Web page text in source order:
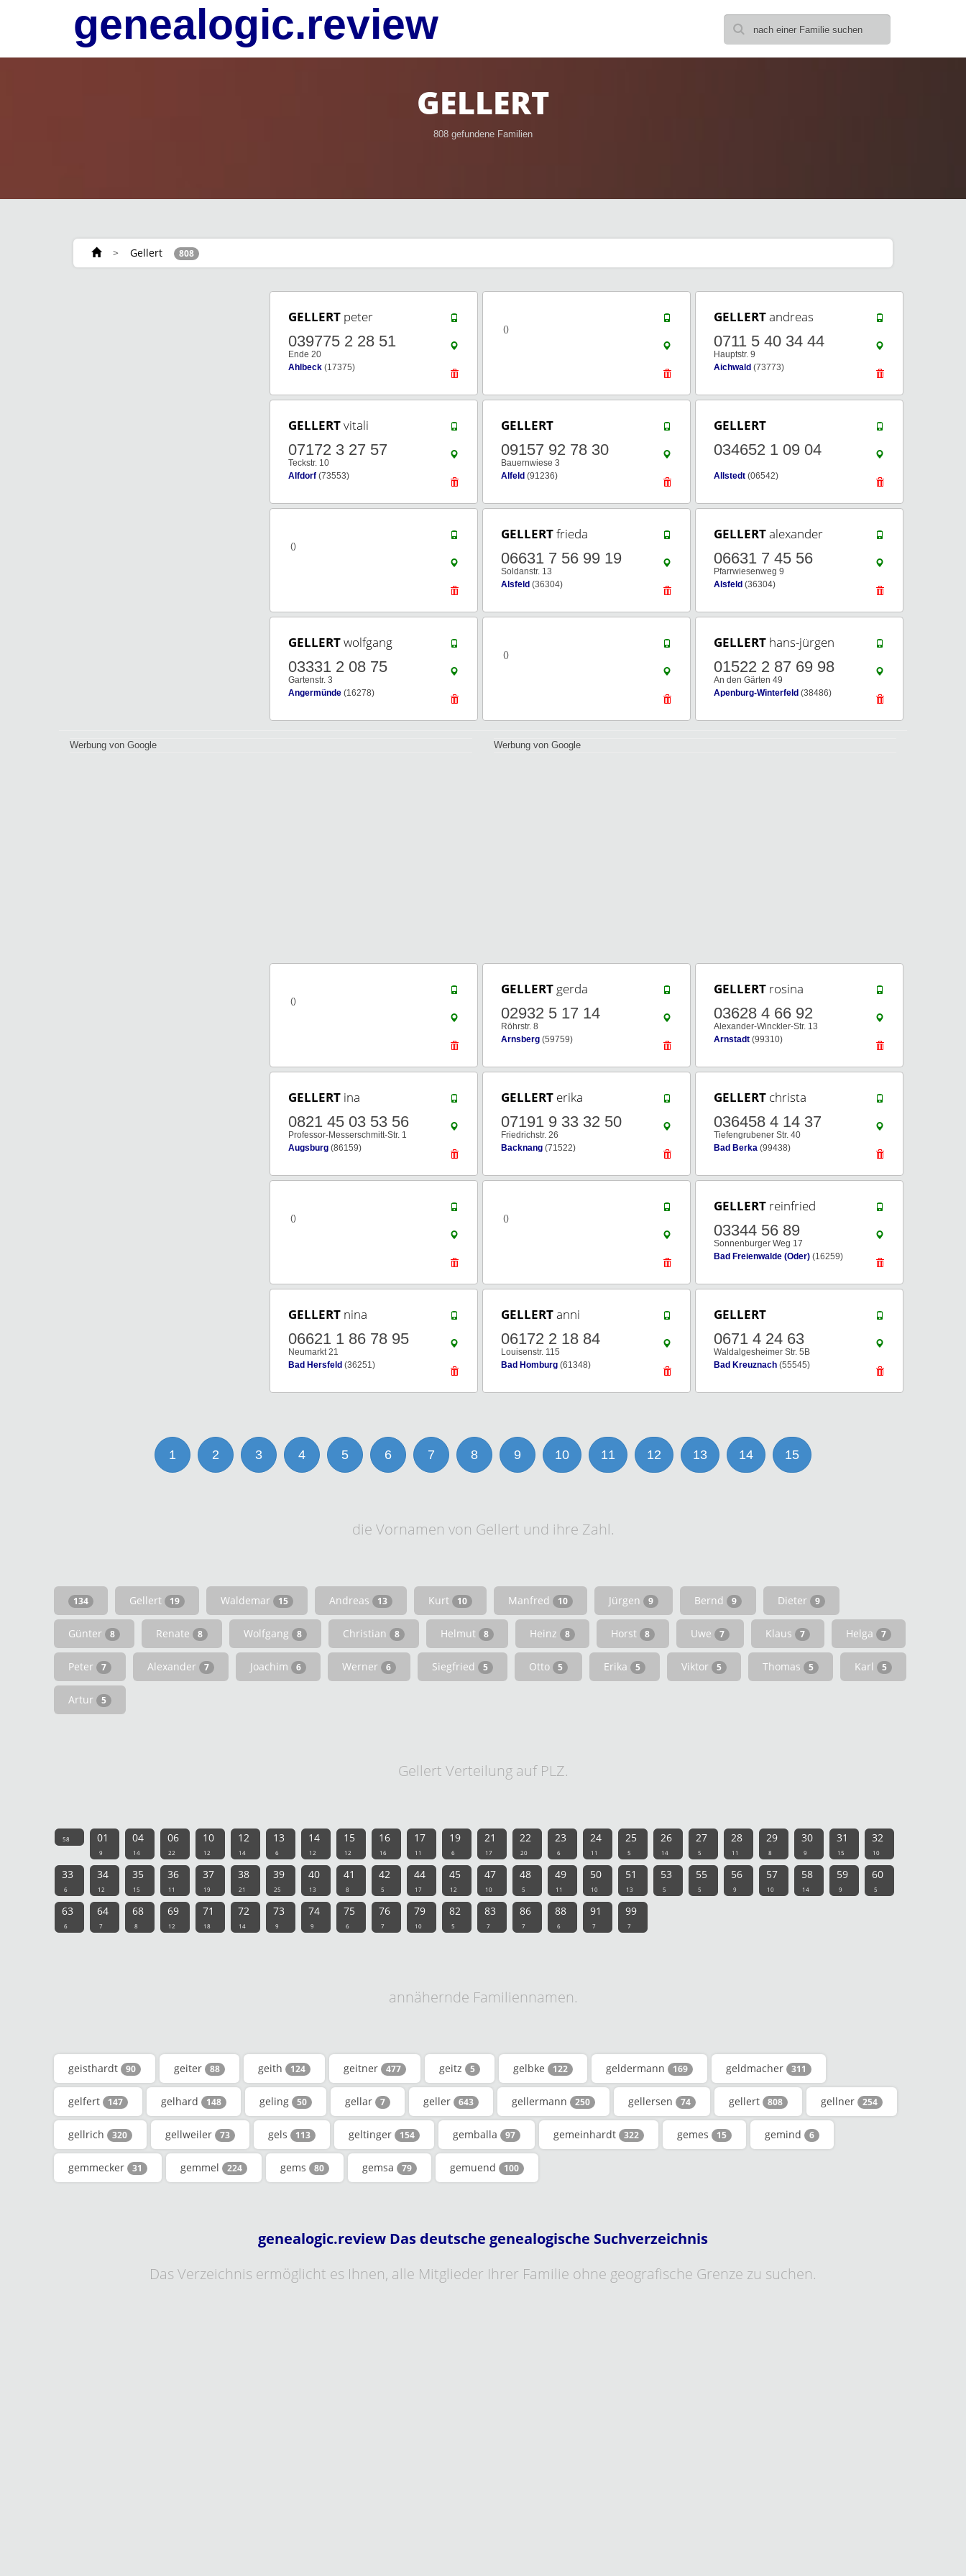
genealogic.review
GELLERT
808 gefundene Familien
> Gellert 808
GELLERT peter
039775 2 28 51
Ende 20
Ahlbeck (17375)
()
GELLERTandreas
0711 5 40 34 44
Hauptstr. 9
Aichwald (73773)
GELLERTvitali
07172 3 27 57
Teckstr. 10
Alfdorf (73553)
GELLERT
09157 92 78 30
Bauernwiese 3
Alfeld (91236)
GELLERT
034652 1 09 04
Allstedt (06542)
()
GELLERTfrieda
06631 7 56 99 19
Soldanstr. 13
Alsfeld (36304)
GELLERTalexander
06631 7 45 56
Pfarrwiesenweg 9
Alsfeld (36304)
GELLERTwolfgang
03331 2 08 75
Gartenstr. 3
Angermünde (16278)
()
GELLERT hans-jürgen
01522 2 87 69 98
An den Gärten 49
Apenburg-Winterfeld (38486)
Werbung von Google Werbung von Google
()
GELLERT gerda
02932 5 17 14
Röhrstr. 8
Arnsberg (59759)
GELLERT rosina
03628 4 66 92
Alexander-Winckler-Str. 13
Arnstadt (99310)
GELLERT ina
0821 45 03 53 56
Professor-Messerschmitt-Str. 1
Augsburg (86159)
GELLERT erika
07191 9 33 32 50
Friedrichstr. 26
Backnang (71522)
GELLERT christa
036458 4 14 37
Tiefengrubener Str. 40
Bad Berka (99438)
() ()
GELLERT reinfried
03344 56 89
Sonnenburger Weg 17
Bad Freienwalde (Oder) (16259)
GELLERT nina
06621 1 86 78 95
Neumarkt 21
Bad Hersfeld (36251)
GELLERTanni
06172 2 18 84
Louisenstr. 115
Bad Homburg (61348)
GELLERT
0671 4 24 63
Waldalgesheimer Str. 5B
Bad Kreuznach (55545)
1 2 3 4 5 6 7 8 9 10 11 12 13 14 15
die Vornamen von Gellert und ihre Zahl.
134 Gellert 19 Waldemar 15 Andreas 13 Kurt 10 Manfred 10 Jürgen 9 Bernd 9 Dieter 9
Günter 8 Renate 8 Wolfgang 8 Christian 8 Helmut 8 Heinz 8 Horst 8 Uwe 7 Klaus 7 Helga 7
Peter 7 Alexander 7 Joachim 6 Werner 6 Siegfried 5 Otto 5 Erika 5 Viktor 5 Thomas 5 Karl 5
Artur 5
Gellert Verteilung auf PLZ.
58 01
9
04
14
06
22
10
12
12
14
13
6
14
12
15
12
16
16
17
11
19
6
21
17
22
20
23
6
24
11
25
5
26
14
27
5
28
11
29
8
30
9
31
15
32
10
33
6
34
12
35
15
36
11
37
19
38
21
39
25
40
13
41
8
42
5
44
17
45
12
47
10
48
5
49
11
50
10
51
13
53
5
55
5
56
9
57
10
58
14
59
9
60
5
63
6
64
7
68
8
69
12
71
18
72
14
73
9
74
9
75
6
76
7
79
10
82
5
83
7
86
7
88
6
91
7
99
7
annähernde Familiennamen.
geisthardt 90 geiter 88 geith 124 geitner 477 geitz 5 gelbke 122 geldermann 169 geldmacher 311
gelfert 147 gelhard 148 geling 50 gellar 7 geller 643 gellermann 250 gellersen 74 gellert 808 gellner 254
gellrich 320 gellweiler 73 gels 113 geltinger 154 gemballa 97 gemeinhardt 322 gemes 15 gemind 6
gemmecker 31 gemmel 224 gems 80 gemsa 79 gemuend 100
genealogic.review Das deutsche genealogische Suchverzeichnis
Das Verzeichnis ermöglicht es Ihnen, alle Mitglieder Ihrer Familie ohne geografische Grenze zu suchen.